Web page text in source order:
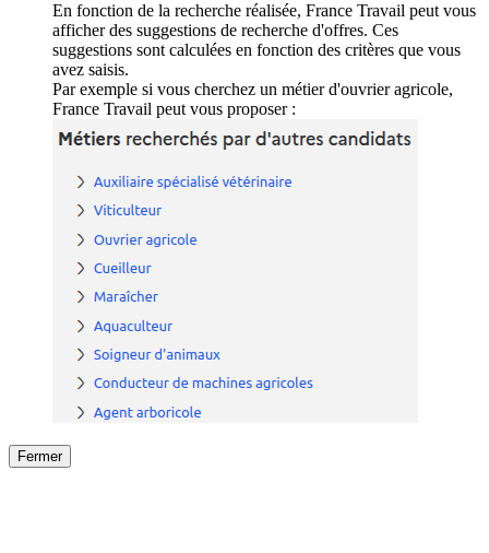
En fonction de la recherche réalisée, France Travail peut vous
afficher des suggestions de recherche d'offres. Ces
suggestions sont calculées en fonction des critères que vous
avez saisis.
Par exemple si vous cherchez un métier d'ouvrier agricole,
France Travail peut vous proposer :
Fermer